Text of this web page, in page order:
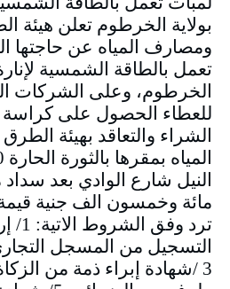
بولاية الخرطوم تعلن هيئة
ومصارف المياه عن حاجتها
تعمل بالطاقة الشمسية
الخرطوم، وعلى الشركات
للعطاء الحصول على كراسة
الشراء والتعاقد بهيئة
مائة وخمسون الف جنية
ترد